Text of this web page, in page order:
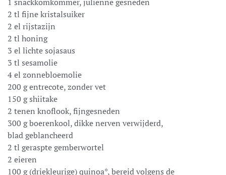
2 tl fijne kristalsuiker
2 el rijstazijn
2 tl honing
3 el lichte sojasaus
3 tl sesamolie
4 el zonnebloemolie
200 g entrecote, zonder vet
150 g shiitake
2 tenen knoflook, fijngesneden
300 g boerenkool, dikke nerven verwijderd,
blad geblancheerd
2 tl geraspte gemberwortel
2 eieren
100 g (driekleurige) quinoa*, bereid volgens de